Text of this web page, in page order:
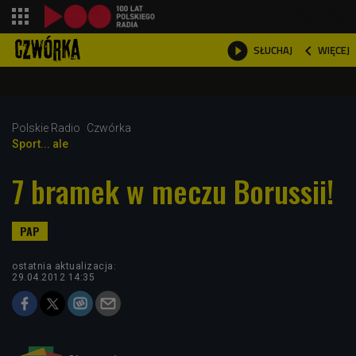
 SŁUCHAJ  WIĘCEJ

Polskie Radio
Czwórka
Sport... ale
7 bramek w meczu Borussii!
ostatnia aktualizacja:
29.04.2012 14:35